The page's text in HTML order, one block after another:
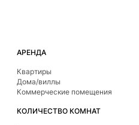
АРЕНДА
Квартиры
Дома/виллы
Коммерческие помещения
КОЛИЧЕСТВО КОМНАТ